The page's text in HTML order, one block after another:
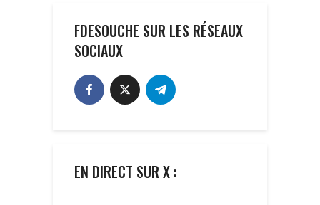
FDESOUCHE SUR LES RÉSEAUX
SOCIAUX
EN DIRECT SUR X :